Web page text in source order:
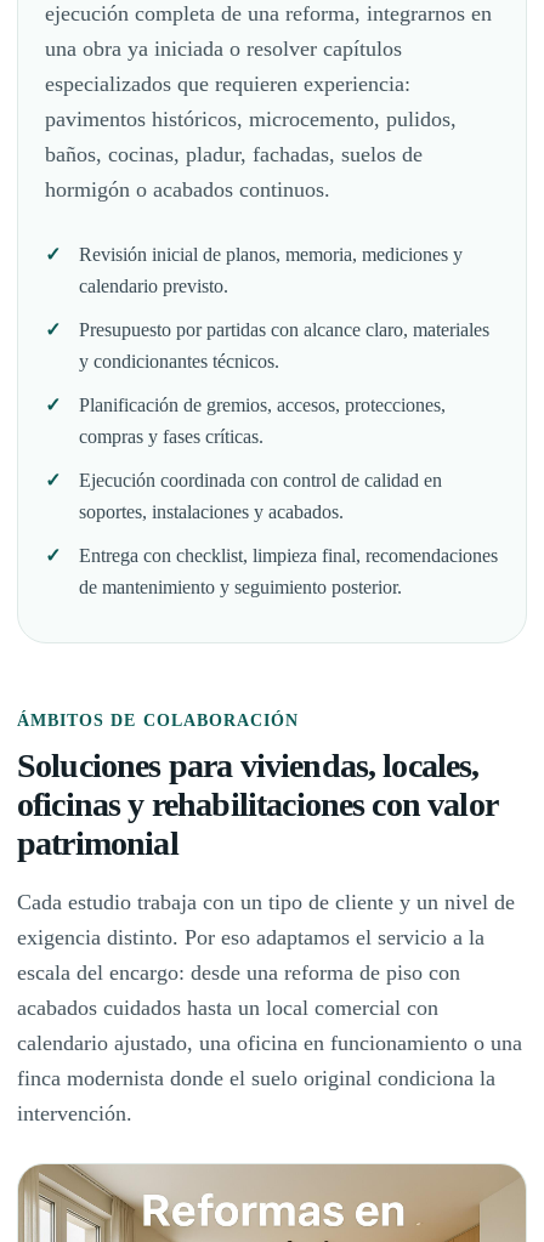
ejecución completa de una reforma, integrarnos en
una obra ya iniciada o resolver capítulos
especializados que requieren experiencia:
pavimentos históricos, microcemento, pulidos,
baños, cocinas, pladur, fachadas, suelos de
hormigón o acabados continuos.
Revisión inicial de planos, memoria, mediciones y
calendario previsto.
Presupuesto por partidas con alcance claro, materiales
y condicionantes técnicos.
Planificación de gremios, accesos, protecciones,
compras y fases críticas.
Ejecución coordinada con control de calidad en
soportes, instalaciones y acabados.
Entrega con checklist, limpieza final, recomendaciones
de mantenimiento y seguimiento posterior.
ÁMBITOS DE COLABORACIÓN
Soluciones para viviendas, locales,
oficinas y rehabilitaciones con valor
patrimonial
Cada estudio trabaja con un tipo de cliente y un nivel de
exigencia distinto. Por eso adaptamos el servicio a la
escala del encargo: desde una reforma de piso con
acabados cuidados hasta un local comercial con
calendario ajustado, una oficina en funcionamiento o una
finca modernista donde el suelo original condiciona la
intervención.